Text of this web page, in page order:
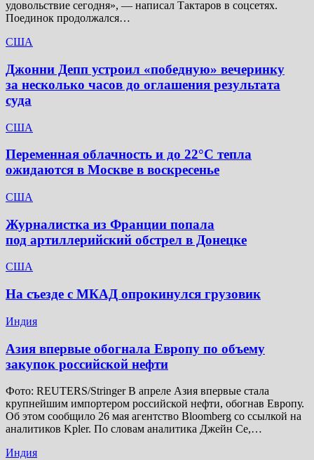
удовольствие сегодня», — написал Тактаров в соцсетях.
Поединок продолжался…
США
Джонни Депп устроил «победную» вечеринку
за несколько часов до оглашения результата
суда
США
Переменная облачность и до 22°C тепла
ожидаются в Москве в воскресенье
США
Журналистка из Франции попала
под артиллерийский обстрел в Донецке
США
На съезде с МКАД опрокинулся грузовик
Индия
Азия впервые обогнала Европу по объему
закупок российской нефти
Фото: REUTERS/Stringer В апреле Азия впервые стала
крупнейшим импортером российской нефти, обогнав Европу.
Об этом сообщило 26 мая агентство Bloomberg со ссылкой на
аналитиков Kpler. По словам аналитика Джейн Се,…
Индия